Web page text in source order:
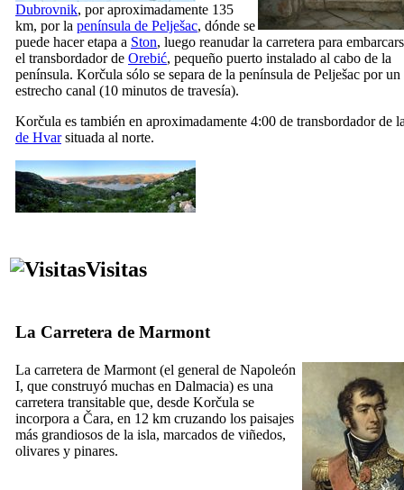
Dubrovnik, por aproximadamente 135
km, por la península de Pelješac, dónde se
puede hacer etapa a Ston, luego reanudar la carretera para
el transbordador de Orebić, pequeño puerto instalado al cabo de la
península. Korčula sólo se separa de la península de Pelješac por un
estrecho canal (10 minutos de travesía).
Korčula es también en aproximadamente 4:00 de transbordador de
de Hvarsituada al norte.
Visitas
La Carretera de Marmont
La carretera de Marmont (el general de Napoleón
I, que construyó muchas en Dalmacia) es una
carretera transitable que, desde Korčula se
incorpora a Čara, en 12 km cruzando los paisajes
más grandiosos de la isla, marcados de viñedos,
olivares y pinares.